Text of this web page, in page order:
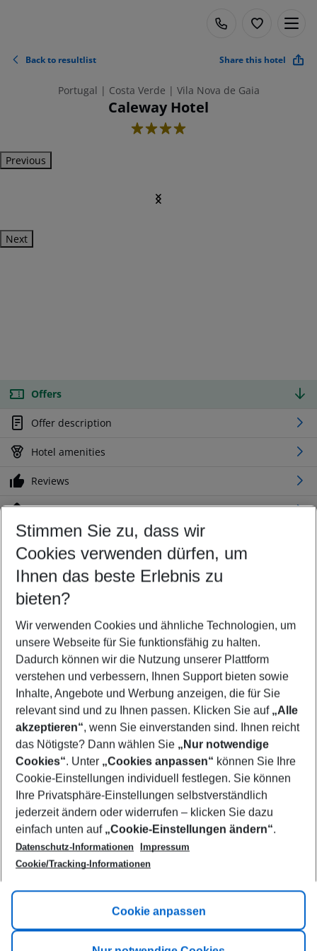
Back to resultlist Share this hotel
Portugal | Costa Verde | Vila Nova de Gaia
Caleway Hotel
4
Previous
Next
Offers
Offer description
Hotel amenities
Reviews
Location
Customize your offer
Find the perfect deal which suits your best
Your departure airport
Any airport
Select your date range
09/08/26–07/08/27 5-8 nights
Who will travel
2 adults No children
Show more filter
Footer
Footer navigation
Title A
Link A
Stimmen Sie zu, dass wir
Cookies verwenden dürfen, um
Ihnen das beste Erlebnis zu
bieten?
Wir verwenden Cookies und ähnliche Technologien, um
unsere Webseite für Sie funktionsfähig zu halten.
Dadurch können wir die Nutzung unserer Plattform
verstehen und verbessern, Ihnen Support bieten sowie
Inhalte, Angebote und Werbung anzeigen, die für Sie
relevant sind und zu Ihnen passen. Klicken Sie auf „Alle
akzeptieren“, wenn Sie einverstanden sind. Ihnen reicht
das Nötigste? Dann wählen Sie „Nur notwendige
Cookies“. Unter „Cookies anpassen“ können Sie Ihre
Cookie-Einstellungen individuell festlegen. Sie können
Ihre Privatsphäre-Einstellungen selbstverständlich
jederzeit ändern oder widerrufen – klicken Sie dazu
einfach unten auf „Cookie-Einstellungen ändern“.
Datenschutz-Informationen
Impressum
Cookie/Tracking-Informationen
Cookie anpassen